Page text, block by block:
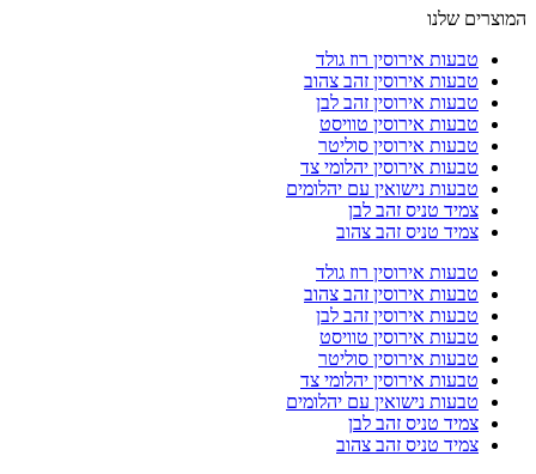
המוצרים שלנו
טבעות אירוסין רוז גולד
טבעות אירוסין זהב צהוב
טבעות אירוסין זהב לבן
טבעות אירוסין טוויסט
טבעות אירוסין סוליטר
טבעות אירוסין יהלומי צד
טבעות נישואין עם יהלומים
צמיד טניס זהב לבן
צמיד טניס זהב צהוב
טבעות אירוסין רוז גולד
טבעות אירוסין זהב צהוב
טבעות אירוסין זהב לבן
טבעות אירוסין טוויסט
טבעות אירוסין סוליטר
טבעות אירוסין יהלומי צד
טבעות נישואין עם יהלומים
צמיד טניס זהב לבן
צמיד טניס זהב צהוב